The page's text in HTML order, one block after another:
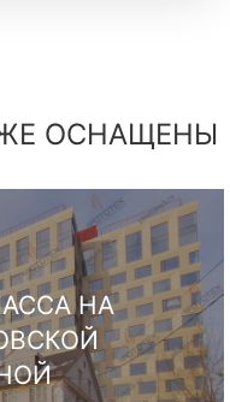
ОСНАЩЕНЫ
НА